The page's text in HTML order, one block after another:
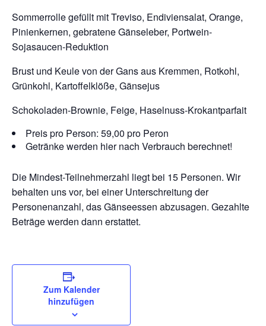
Sommerrolle gefüllt mit Treviso, Endiviensalat, Orange,
Pinienkernen, gebratene Gänseleber, Portwein-
Sojasaucen-Reduktion
Brust und Keule von der Gans aus Kremmen, Rotkohl,
Grünkohl, Kartoffelklöße, Gänsejus
Schokoladen-Brownie, Feige, Haselnuss-Krokantparfait
Preis pro Person: 59,00 pro Peron
Getränke werden hier nach Verbrauch berechnet!
Die Mindest-Teilnehmerzahl liegt bei 15 Personen. Wir
behalten uns vor, bei einer Unterschreitung der
Personenanzahl, das Gänseessen abzusagen. Gezahlte
Beträge werden dann erstattet.
Zum Kalender
hinzufügen